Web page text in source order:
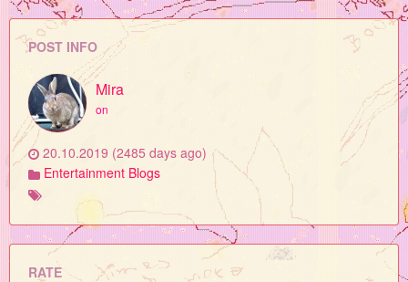
POST INFO
Mira
on
20.10.2019 (2485 days ago)
Entertainment Blogs
RATE